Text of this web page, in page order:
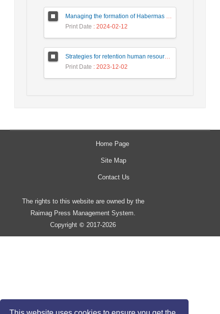
Managing the formation of Habermas public domain theory in Instagram and Telegram social networks
Print Date : 2024-02-12
Strategies for retention human resources in knowledge-based companies in university
Print Date : 2023-12-02
Home Page
Site Map
Contact Us
The rights to this website are owned by the
Raimag Press Management System.
Copyright © 2017-2026